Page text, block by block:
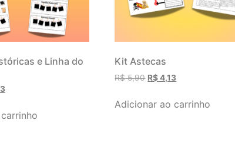
e Linha do
Kit Astecas
R$5,90 R$4,13
Adicionar ao carrinho